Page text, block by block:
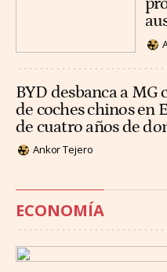
BYD desbanca a
de coches chinos en
de cuatro años de
Ankor Tejero
ECONOMÍA